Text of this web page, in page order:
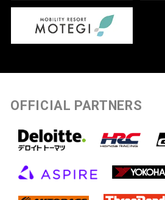
OFFICIAL PARTNERS